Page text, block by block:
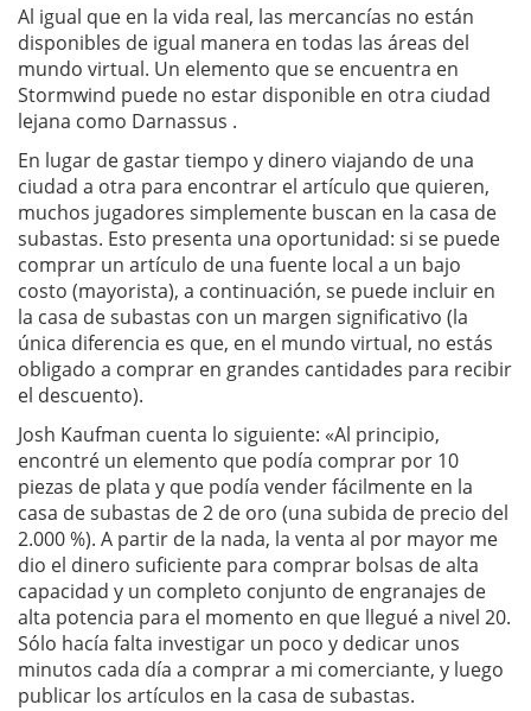
Al igual que en la vida real, las mercancías no están
disponibles de igual manera en todas las áreas del
mundo virtual. Un elemento que se encuentra en
Stormwind puede no estar disponible en otra ciudad
lejana como Darnassus .
En lugar de gastar tiempo y dinero viajando de una
ciudad a otra para encontrar el artículo que quieren,
muchos jugadores simplemente buscan en la casa de
subastas. Esto presenta una oportunidad: si se puede
comprar un artículo de una fuente local a un bajo
costo (mayorista), a continuación, se puede incluir en
la casa de subastas con un margen significativo (la
única diferencia es que, en el mundo virtual, no estás
obligado a comprar en grandes cantidades para recibir
el descuento).
Josh Kaufman cuenta lo siguiente: «Al principio,
encontré un elemento que podía comprar por 10
piezas de plata y que podía vender fácilmente en la
casa de subastas de 2 de oro (una subida de precio del
2.000 %). A partir de la nada, la venta al por mayor me
dio el dinero suficiente para comprar bolsas de alta
capacidad y un completo conjunto de engranajes de
alta potencia para el momento en que llegué a nivel 20.
Sólo hacía falta investigar un poco y dedicar unos
minutos cada día a comprar a mi comerciante, y luego
publicar los artículos en la casa de subastas.